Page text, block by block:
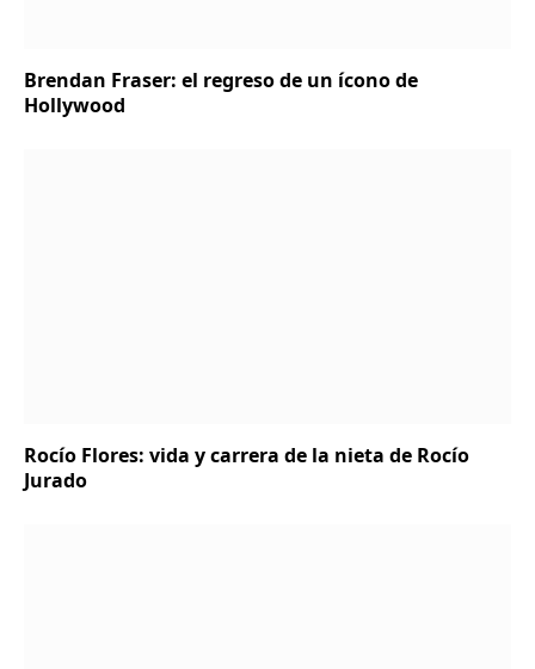
Brendan Fraser: el regreso de un ícono de
Hollywood
Rocío Flores: vida y carrera de la nieta de Rocío
Jurado